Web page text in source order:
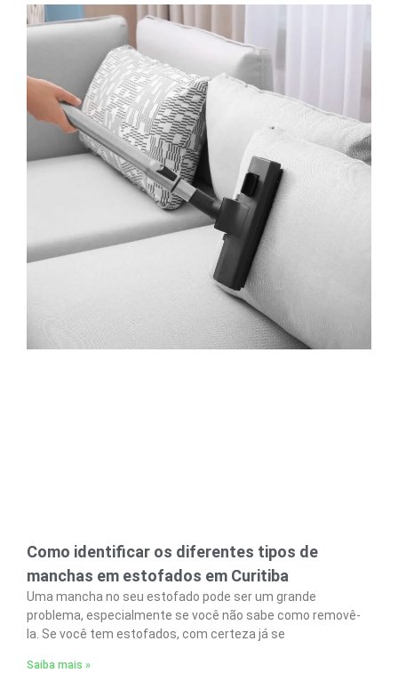
Como identificar os diferentes tipos de
manchas em estofados em Curitiba
Uma mancha no seu estofado pode ser um grande
problema, especialmente se você não sabe como removê-
la. Se você tem estofados, com certeza já se
Saiba mais »